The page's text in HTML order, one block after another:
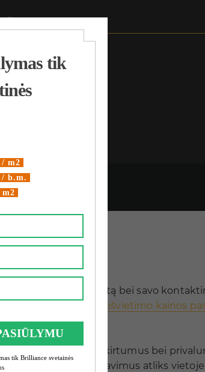
8 m.
taškai 4 vnt.
apie projektą bei savo
struktūrą.
Lubų ir apšvietimo kainos
paaiškins skirtumus bei
kainos paskaičiavimus atliks